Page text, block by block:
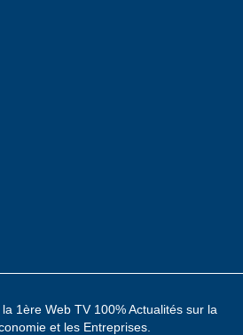
1ère Web TV 100% Actualités sur la
et les Entreprises.